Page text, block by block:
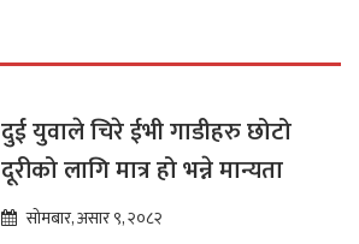
दुई युवाले चिरे ईभी गाडीहरु छोटो
दूरीको लागि मात्र हो भन्ने मान्यता
सोमबार, असार ९, २०८२